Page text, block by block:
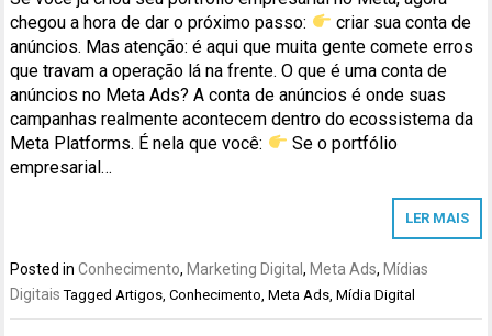
chegou a hora de dar o próximo passo:
criar sua conta de
anúncios. Mas atenção: é aqui que muita gente comete erros
que travam a operação lá na frente. O que é uma conta de
anúncios no Meta Ads? A conta de anúncios é onde suas
campanhas realmente acontecem dentro do ecossistema da
Meta Platforms. É nela que você:
Se o portfólio
empresarial…
LER MAIS
Posted inConhecimento, Marketing Digital, Meta Ads, Mídias
Digitais Tagged Artigos ,Conhecimento ,Meta Ads ,Mídia Digital